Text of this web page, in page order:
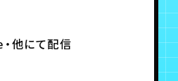
他にて配信